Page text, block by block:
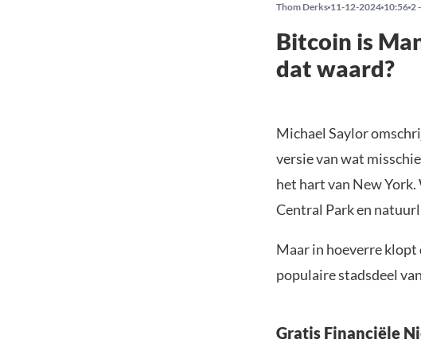
Thom Derks 11-12-2024 10:56 2
Bitcoin is
dat waard?
Michael Saylor
versie van wat
het hart van New York.
Central Park en
Maar in hoeverre
populaire stadsdeel
Gratis Financiële